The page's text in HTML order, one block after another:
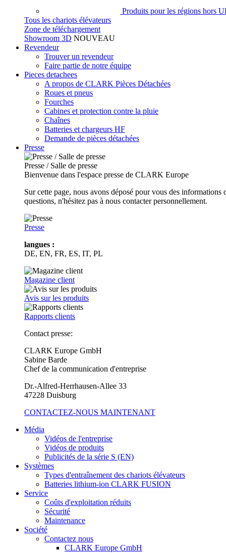
Produits pour les régions hors
Tous les chariots élévateurs
Zone de téléchargement
Showroom 3D NOUVEAU
Revendeur
Trouver un revendeur
Faire partie de notre équipe
Pieces detachees
A propos de CLARK Pièces Détachées
Roues et pneus
Fourches
Cabines et protection contre la pluie
Chaînes
Batteries et chargeurs HF
Demande de pièces détachées
Presse
Presse / Salle de presse
Bienvenue dans l'espace presse de CLARK Europe
Sur cette page, nous avons déposé pour vous des
questions, n'hésitez pas à nous contacter personnellement.
Presse
langues :
DE, EN, FR, ES, IT, PL
Magazine client
Avis sur les produits
Rapports clients
Contact presse:
CLARK Europe GmbH
Sabine Barde
Chef de la communication d'entreprise
Dr.-Alfred-Herrhausen-Allee 33
47228 Duisburg
CONTACTEZ-NOUS MAINTENANT
Média
Vidéos de l'entreprise
Vidéos de produits
Publicités de la série S (EN)
Systèmes
Types d'entraînement des chariots élévateurs
Batteries lithium-ion CLARK FUSION
Service
Coûts d'exploitation réduits
Sécurité
Maintenance
Société
Contactez nous
CLARK Europe GmbH